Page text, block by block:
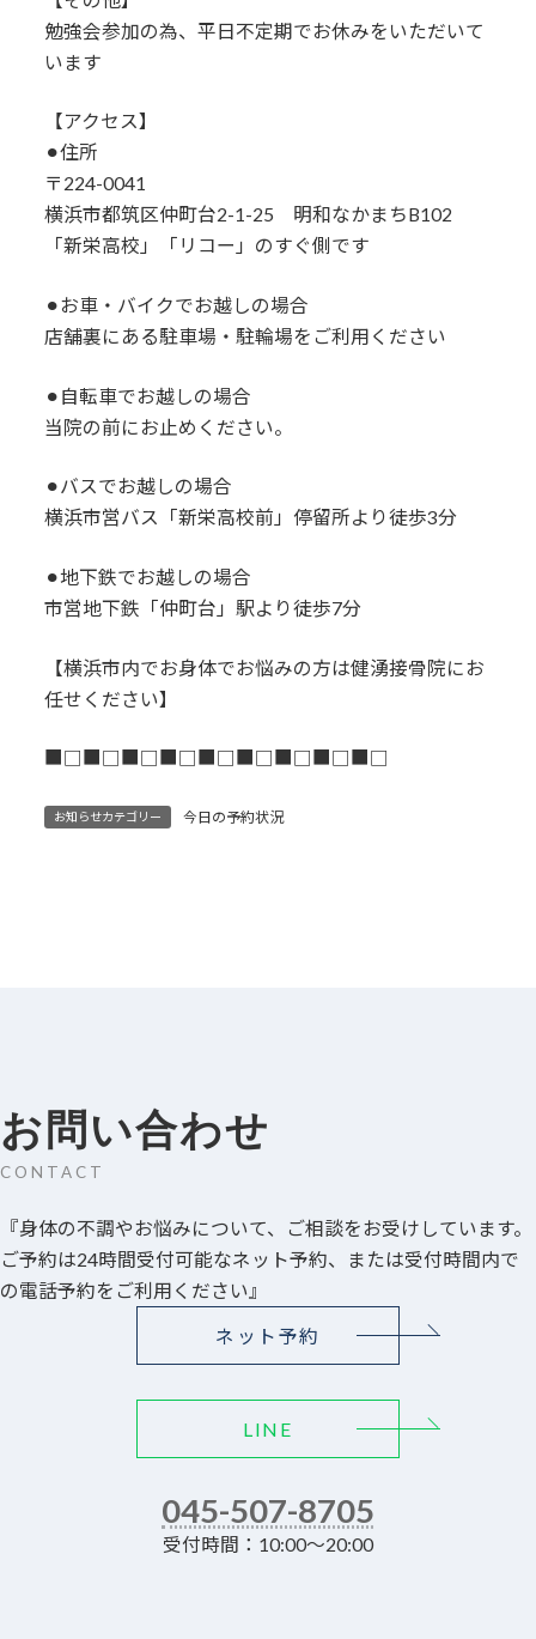
勉強会参加の為、平日不定期でお休みをいただいて
います
【アクセス】
⚫︎住所
〒224-0041
横浜市都筑区仲町台2-1-25 明和なかまちB102
「新栄高校」「リコー」のすぐ側です
⚫︎お車・バイクでお越しの場合
店舗裏にある駐車場・駐輪場をご利用ください
⚫︎自転車でお越しの場合
当院の前にお止めください。
⚫︎バスでお越しの場合
横浜市営バス「新栄高校前」停留所より徒歩3分
⚫︎地下鉄でお越しの場合
市営地下鉄「仲町台」駅より徒歩7分
【横浜市内でお身体でお悩みの方は健湧接骨院にお
任せください】
■□■□■□■□■□■□■□■□■□
お知らせカテゴリー 今日の予約状況
お問い合わせ
CONTACT
『身体の不調やお悩みについて、ご相談をお受けしています。
ご予約は24時間受付可能なネット予約、または受付時間内で
の電話予約をご利用ください』
ネット予約
LINE
045-507-8705
受付時間：10:00～20:00